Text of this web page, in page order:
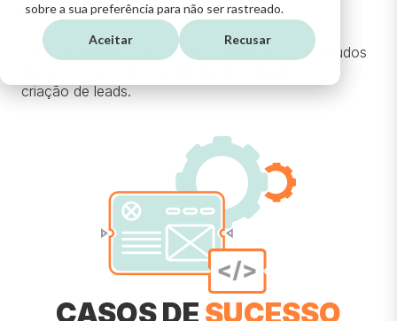
sobre a sua preferência para não ser rastreado.
Aceitar Recusar
Criamos websites nos quais o design e os conteúdos
criação de leads.
CASOS DE SUCESSO